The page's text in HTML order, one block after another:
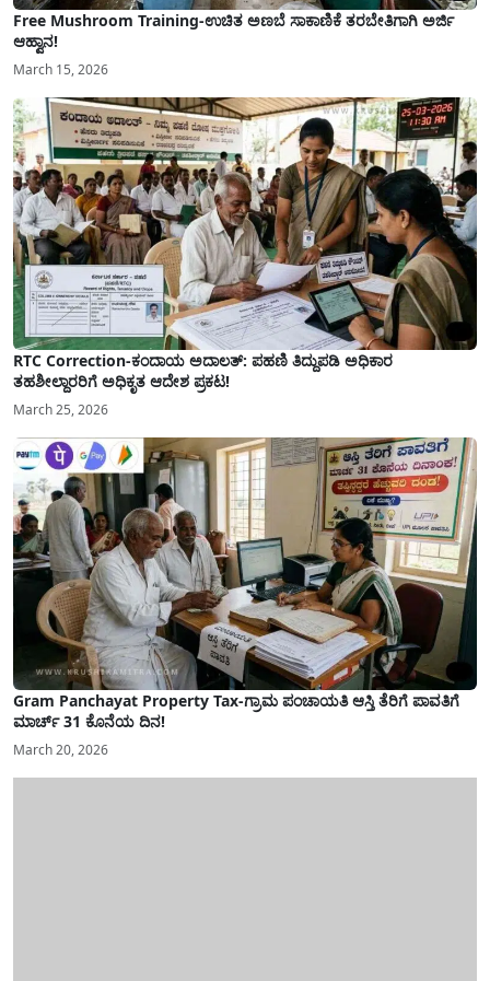
Free Mushroom Training-ಉಚಿತ ಅಣಬೆ ಸಾಕಾಣಿಕೆ ತರಬೇತಿಗಾಗಿ ಅರ್ಜಿ
ಆಹ್ವಾನ!
March 15, 2026
RTC Correction-ಕಂದಾಯ ಅದಾಲತ್: ಪಹಣಿ ತಿದ್ದುಪಡಿ ಅಧಿಕಾರ
ತಹಶೀಲ್ದಾರರಿಗೆ ಅಧಿಕೃತ ಆದೇಶ ಪ್ರಕಟ!
March 25, 2026
Gram Panchayat Property Tax-ಗ್ರಾಮ ಪಂಚಾಯತಿ ಆಸ್ತಿ ತೆರಿಗೆ ಪಾವತಿಗೆ
ಮಾರ್ಚ್ 31 ಕೊನೆಯ ದಿನ!
March 20, 2026